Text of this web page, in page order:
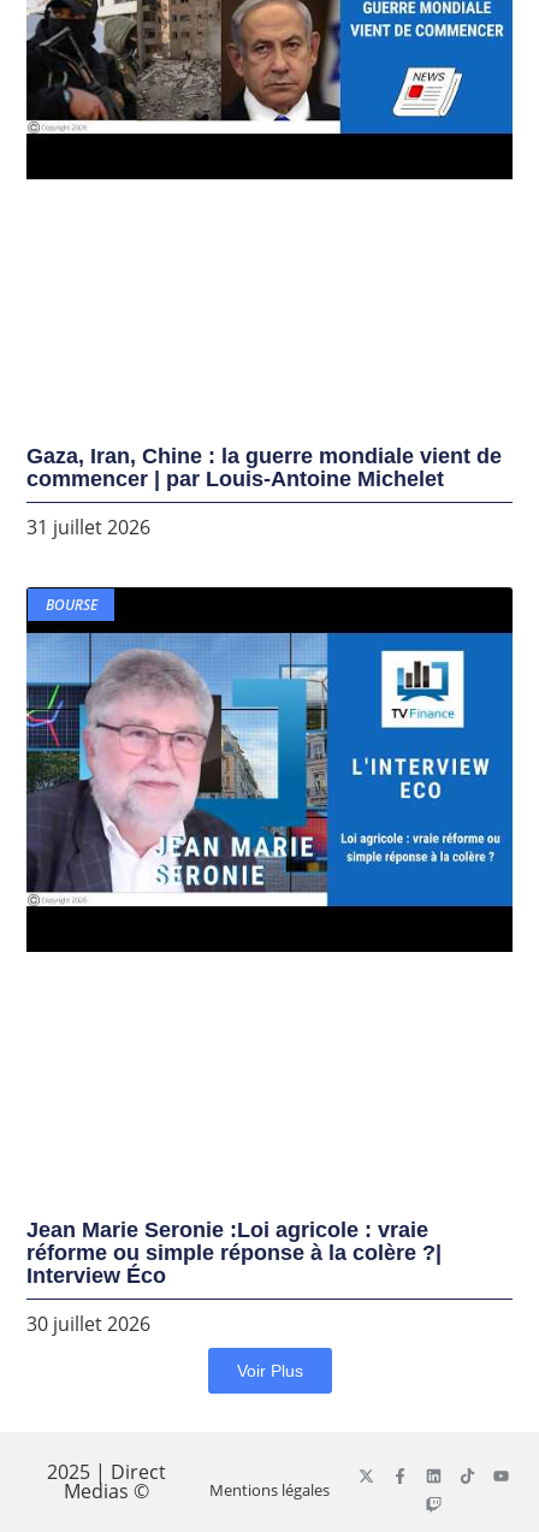
Gaza, Iran, Chine : la guerre mondiale vient de
commencer | par Louis-Antoine Michelet
31 juillet 2026
BOURSE
Jean Marie Seronie :Loi agricole : vraie
réforme ou simple réponse à la colère ?|
Interview Éco
30 juillet 2026
Voir Plus
2025 | Direct
Medias © Mentions légales